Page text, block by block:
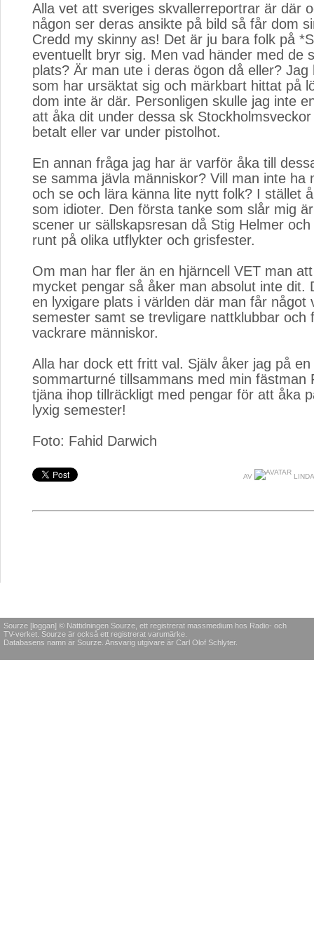
Alla vet att sveriges skvallerreportrar är där
någon ser deras ansikte på bild så får dom
Credd my skinny as! Det är ju bara folk på
eventuellt bryr sig. Men vad händer med de
plats? Är man ute i deras ögon då eller?
som har ursäktat sig och märkbart hittat på
dom inte är där. Personligen skulle jag inte
att åka dit under dessa sk
betalt eller var under pistolhot.
En annan fråga jag har är varför åka till
se samma jävla människor? Vill man inte ha
och se och lära känna lite nytt folk? I stället
som idioter. Den första tanke som slår mig
scener ur sällskapsresan då Stig Helmer
runt på olika utflykter och grisfester.
Om man har fler än en hjärncell VET man
mycket pengar så åker man absolut inte dit.
en lyxigare plats i världen där man får något
semester samt se trevligare nattklubbar och
vackrare människor.
Alla har dock ett fritt val. Själv åker jag på
sommarturné tillsammans med min fästman
tjäna ihop tillräckligt med pengar för att åka
lyxig semester!
Foto: Fahid Darwich
AV
Sourze [loggan] © Nättidningen Sourze, ett registrerat massmedium hos Radio- och
TV-verket. Sourze är också ett registrerat varumärke.
Databasens namn är Sourze. Ansvarig utgivare är Carl Olof Schlyter.